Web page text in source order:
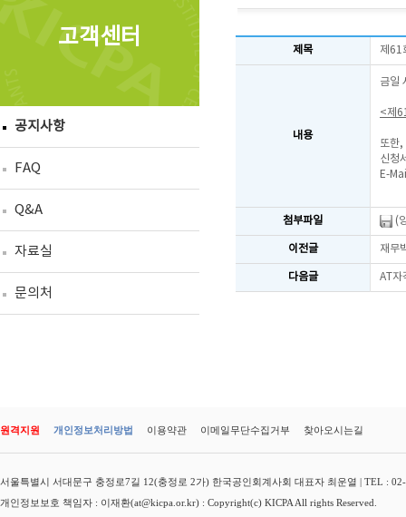
고객센터
공지사항
FAQ
Q&A
자료실
문의처
제목 제61
내용
금일
<제
또한
신청
E-
첨부파일 (
이전글 재무
다음글 AT자
원격지원 개인정보처리방법 이용약관 이메일무단수집거부 찾아오시는길
서울특별시 서대문구 충정로7길 12(충정로 2가) 한국공인회계사회 대표자 최운열 | TEL :
개인정보보호 책임자 : 이재환(at@kicpa.or.kr) : Copyright(c) KICPA All rights Reserved.